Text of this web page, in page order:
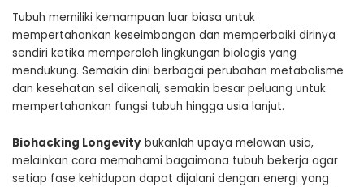
Tubuh memiliki kemampuan luar biasa untuk
mempertahankan keseimbangan dan memperbaiki dirinya
sendiri ketika memperoleh lingkungan biologis yang
mendukung. Semakin dini berbagai perubahan metabolisme
dan kesehatan sel dikenali, semakin besar peluang untuk
mempertahankan fungsi tubuh hingga usia lanjut.
Biohacking Longevity bukanlah upaya melawan usia,
melainkan cara memahami bagaimana tubuh bekerja agar
setiap fase kehidupan dapat dijalani dengan energi yang